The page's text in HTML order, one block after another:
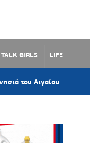
TALK GIRLS LIFE
1 ώρα πριν